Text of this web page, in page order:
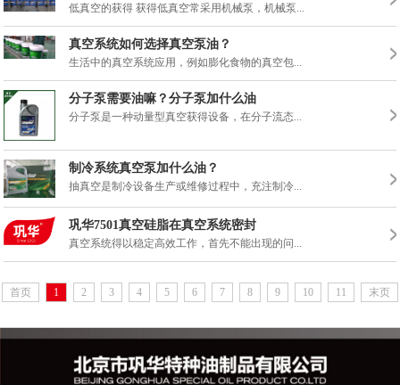
低真空的获得 获得低真空常采用机械泵，机械泵...
真空系统如何选择真空泵油？
生活中的真空系统应用，例如膨化食物的真空包...
分子泵需要油嘛？分子泵加什么油
分子泵是一种动量型真空获得设备，在分子流态...
制冷系统真空泵加什么油？
抽真空是制冷设备生产或维修过程中，充注制冷...
巩华7501真空硅脂在真空系统密封
真空系统得以稳定高效工作，首先不能出现的问...
首页 1 2 3 4 5 6 7 8 9 10 11 末页